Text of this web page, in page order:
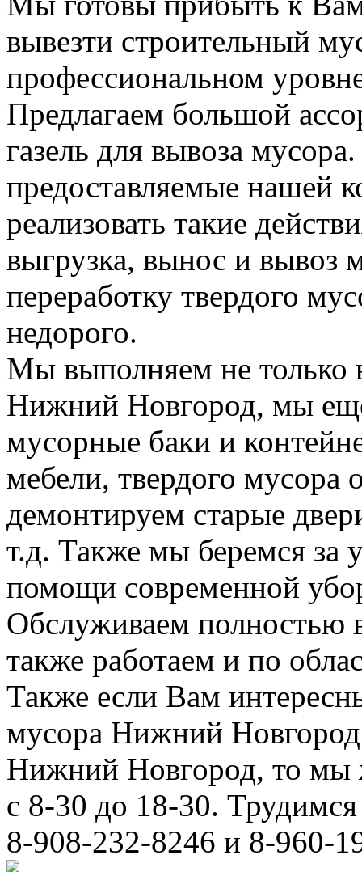
вывезти строительный
профессиональном
Предлагаем большой
газель для вывоза
предоставляемые нашей
реализовать такие
выгрузка, вынос и вывоз
переработку твердого
недорого.
Мы выполняем не только
Нижний Новгород, мы
мусорные баки и
мебели, твердого мусора
демонтируем старые
т.д. Также мы беремся за
помощи современной
Обслуживаем полностью
также работаем и по
Также если Вам
мусора Нижний
Нижний Новгород, то мы
с 8-30 до 18-30.
8-908-232-8246 и 8-960-